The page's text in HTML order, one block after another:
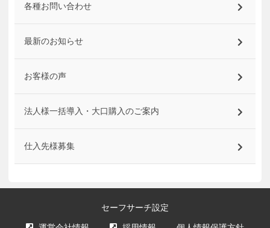
各種お問い合わせ
最新のお知らせ
お客様の声
法人様一括導入・大口購入のご案内
仕入先様募集
セーフサーチ設定